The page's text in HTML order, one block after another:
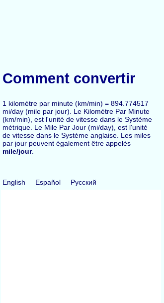
Comment convertir
1 kilomètre par minute (km/min) = 894.774517
mi/day (mile par jour). Le Kilomètre Par Minute
(km/min), est l'unité de vitesse dans le Système
métrique. Le Mile Par Jour (mi/day), est l'unité
de vitesse dans le Système anglaise. Les miles
par jour peuvent également être appelés
mile/jour.
English Español Русский